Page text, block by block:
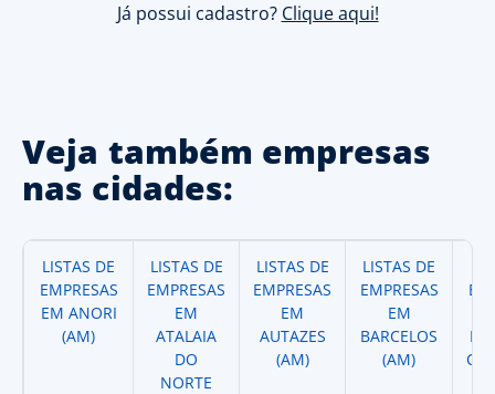
Já possui cadastro? Clique aqui!
Veja também empresas
nas cidades:
LISTAS DE
EMPRESAS
EM ANORI
(AM)
LISTAS DE
EMPRESAS
EM
ATALAIA
DO
NORTE
LISTAS DE
EMPRESAS
EM
AUTAZES
(AM)
LISTAS DE
EMPRESAS
EM
BARCELOS
(AM)